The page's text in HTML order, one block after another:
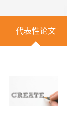
代表性论文